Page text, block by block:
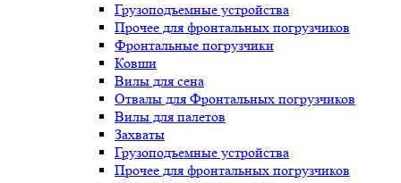
Грузоподъемные устройства
Прочее для фронтальных погрузчиков
Фронтальные погрузчики
Ковши
Вилы для сена
Отвалы для Фронтальных погрузчиков
Вилы для палетов
Захваты
Грузоподъемные устройства
Прочее для фронтальных погрузчиков